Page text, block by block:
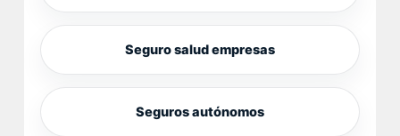
Seguro salud empresas
Seguros autónomos